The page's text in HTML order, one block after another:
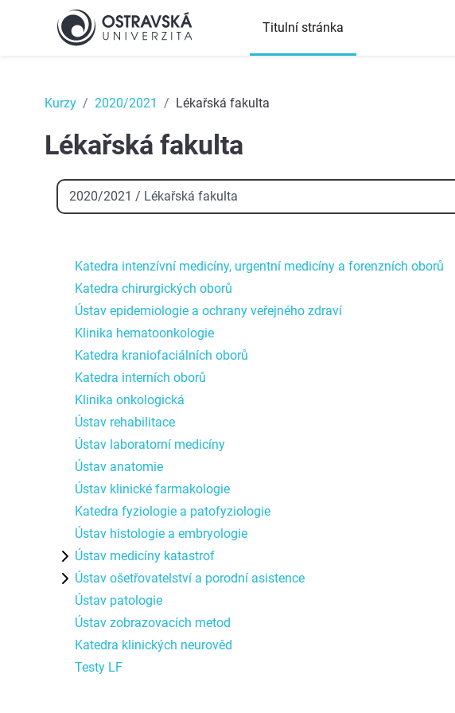
Přejít k hlavnímu obsahu
Titulní stránka
Kurzy 2020/2021 Lékařská fakulta
Lékařská fakulta
Kategorie kurzů
Katedra intenzívní medicíny, urgentní medicíny a forenzních oborů
Katedra chirurgických oborů
Ústav epidemiologie a ochrany veřejného zdraví
Klinika hematoonkologie
Katedra kraniofaciálních oborů
Katedra interních oborů
Klinika onkologická
Ústav rehabilitace
Ústav laboratorní medicíny
Ústav anatomie
Ústav klinické farmakologie
Katedra fyziologie a patofyziologie
Ústav histologie a embryologie
Ústav medicíny katastrof
Ústav ošetřovatelství a porodní asistence
Ústav patologie
Ústav zobrazovacích metod
Katedra klinických neurověd
Testy LF